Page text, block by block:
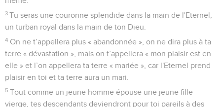
3 Tu seras une couronne splendide dans la main de l'Eternel,
un turban royal dans la main de ton Dieu.
4 On ne t’appellera plus « abandonnée », on ne dira plus à ta
terre « dévastation », mais on t’appellera « mon plaisir est en
elle » et l’on appellera ta terre « mariée », car l'Eternel prend
plaisir en toi et ta terre aura un mari.
5 Tout comme un jeune homme épouse une jeune fille
vierge, tes descendants deviendront pour toi pareils à des